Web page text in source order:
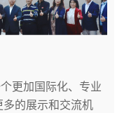
更加国际化、专业
的展示和交流机